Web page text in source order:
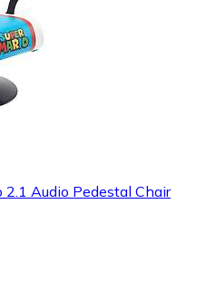
2.1 Audio Pedestal Chair